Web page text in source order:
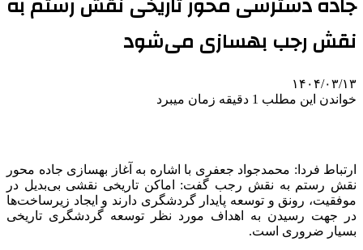
نقش رجب بهسازی می‌شود
۱۴۰۴/۰۳/۱۳
خواندن این مطلب 1 دقیقه زمان میبرد
ارتباط فردا: محمدجواد جعفری با اشاره به آغاز بهسازی جاده محور
نقش رستم به نقش رجب گفت: اماکن تاریخی نقشی بی‌بدیل در
موفقیت، رونق و توسعه پایدار گردشگری دارند و ایجاد زیرساخت‌ها
در جهت رسیدن به اهداف مورد نظر توسعه گردشگری تاریخی
بسیار ضروری است.